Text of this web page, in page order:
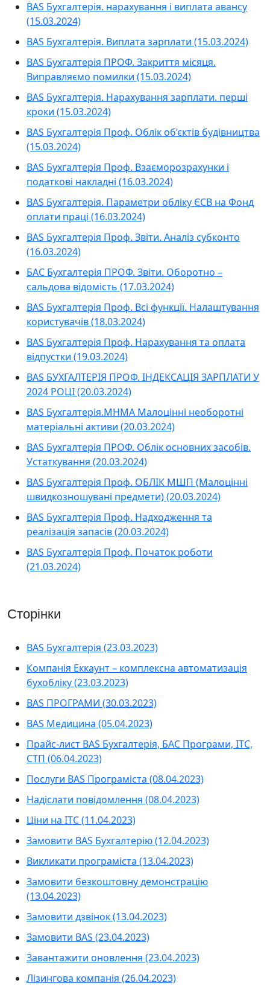
BAS Бухгалтерія. нарахування і виплата авансу
(15.03.2024)
BAS Бухгалтерія. Виплата зарплати (15.03.2024)
BAS Бухгалтерія ПРОФ. Закриття місяця.
Виправляємо помилки (15.03.2024)
BAS Бухгалтерія. Нарахування зарплати. перші
кроки (15.03.2024)
BAS Бухгалтерія Проф. Облік об’єктів будівництва
(15.03.2024)
BAS Бухгалтерія Проф. Взаєморозрахунки і
податкові накладні (16.03.2024)
BAS Бухгалтерія. Параметри обліку ЄСВ на Фонд
оплати праці (16.03.2024)
BAS Бухгалтерія Проф. Звіти. Аналіз субконто
(16.03.2024)
БАС Бухгалтерія ПРОФ. Звіти. Оборотно –
сальдова відомість (17.03.2024)
BAS Бухгалтерія Проф. Всі функції. Налаштування
користувачів (18.03.2024)
BAS Бухгалтерія Проф. Нарахування та оплата
відпустки (19.03.2024)
BAS БУХГАЛТЕРІЯ ПРОФ. ІНДЕКСАЦІЯ ЗАРПЛАТИ У
2024 РОЦІ (20.03.2024)
BAS Бухгалтерія.МНМА Малоцінні необоротні
матеріальні активи (20.03.2024)
BAS Бухгалтерія ПРОФ. Облік основних засобів.
Устаткування (20.03.2024)
BAS Бухгалтерія Проф. ОБЛІК МШП (Малоцінні
швидкозношувані предмети) (20.03.2024)
BAS Бухгалтерія Проф. Надходження та
реалізація запасів (20.03.2024)
BAS Бухгалтерія Проф. Початок роботи
(21.03.2024)
Сторінки
BAS Бухгалтерія (23.03.2023)
Компанія Еккаунт – комплексна автоматизація
бухобліку (23.03.2023)
BAS ПРОГРАМИ (30.03.2023)
BAS Медицина (05.04.2023)
Прайс-лист BAS Бухгалтерія, БАС Програми, ІТС,
СТП (06.04.2023)
Послуги BAS Програміста (08.04.2023)
Надіслати повідомлення (08.04.2023)
Ціни на ITC (11.04.2023)
Замовити BAS Бухгалтерію (12.04.2023)
Викликати програміста (13.04.2023)
Замовити безкоштовну демонстрацію
(13.04.2023)
Замовити дзвінок (13.04.2023)
Замовити BAS (23.04.2023)
Завантажити оновлення (23.04.2023)
Лізингова компанія (26.04.2023)